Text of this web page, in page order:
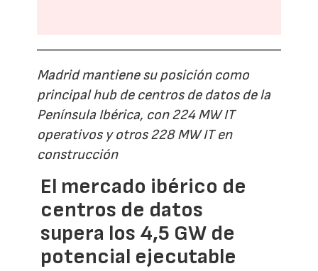
Madrid mantiene su posición como
principal hub de centros de datos de la
Península Ibérica, con 224 MW IT
operativos y otros 228 MW IT en
construcción
El mercado ibérico de
centros de datos
supera los 4,5 GW de
potencial ejecutable